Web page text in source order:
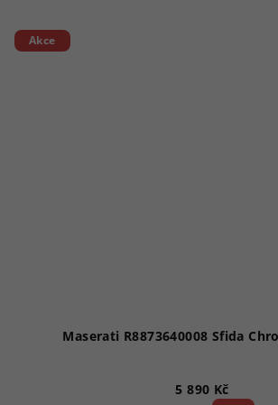
Akce
Maserati R8873640008 Sfida
5 890 Kč